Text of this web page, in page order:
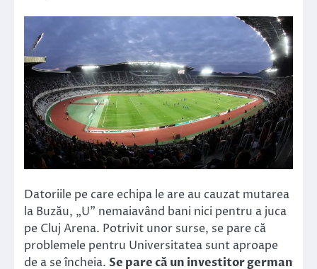
Datoriile pe care echipa le are au cauzat mutarea
la Buzău, „U” nemaiavând bani nici pentru a juca
pe Cluj Arena. Potrivit unor surse, se pare că
problemele pentru Universitatea sunt aproape
de a se încheia. Se pare că un investitor german